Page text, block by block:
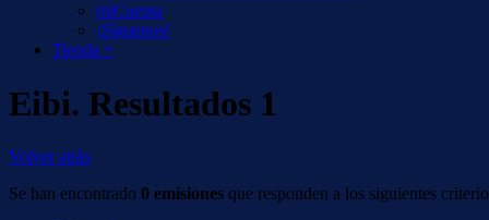
miCuenta
¡Síguenos!
Tienda +
Eibi. Resultados 1
Volver atrás
Se han encontrado 0 emisiones que responden a los siguientes